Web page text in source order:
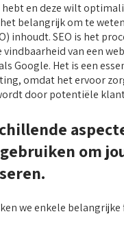
hebt en deze wilt
belangrijk om te
inhoudt. SEO is het
vindbaarheid van een
Google. Het is een
omdat het ervoor
door potentiële
om
we enkele belangrijke